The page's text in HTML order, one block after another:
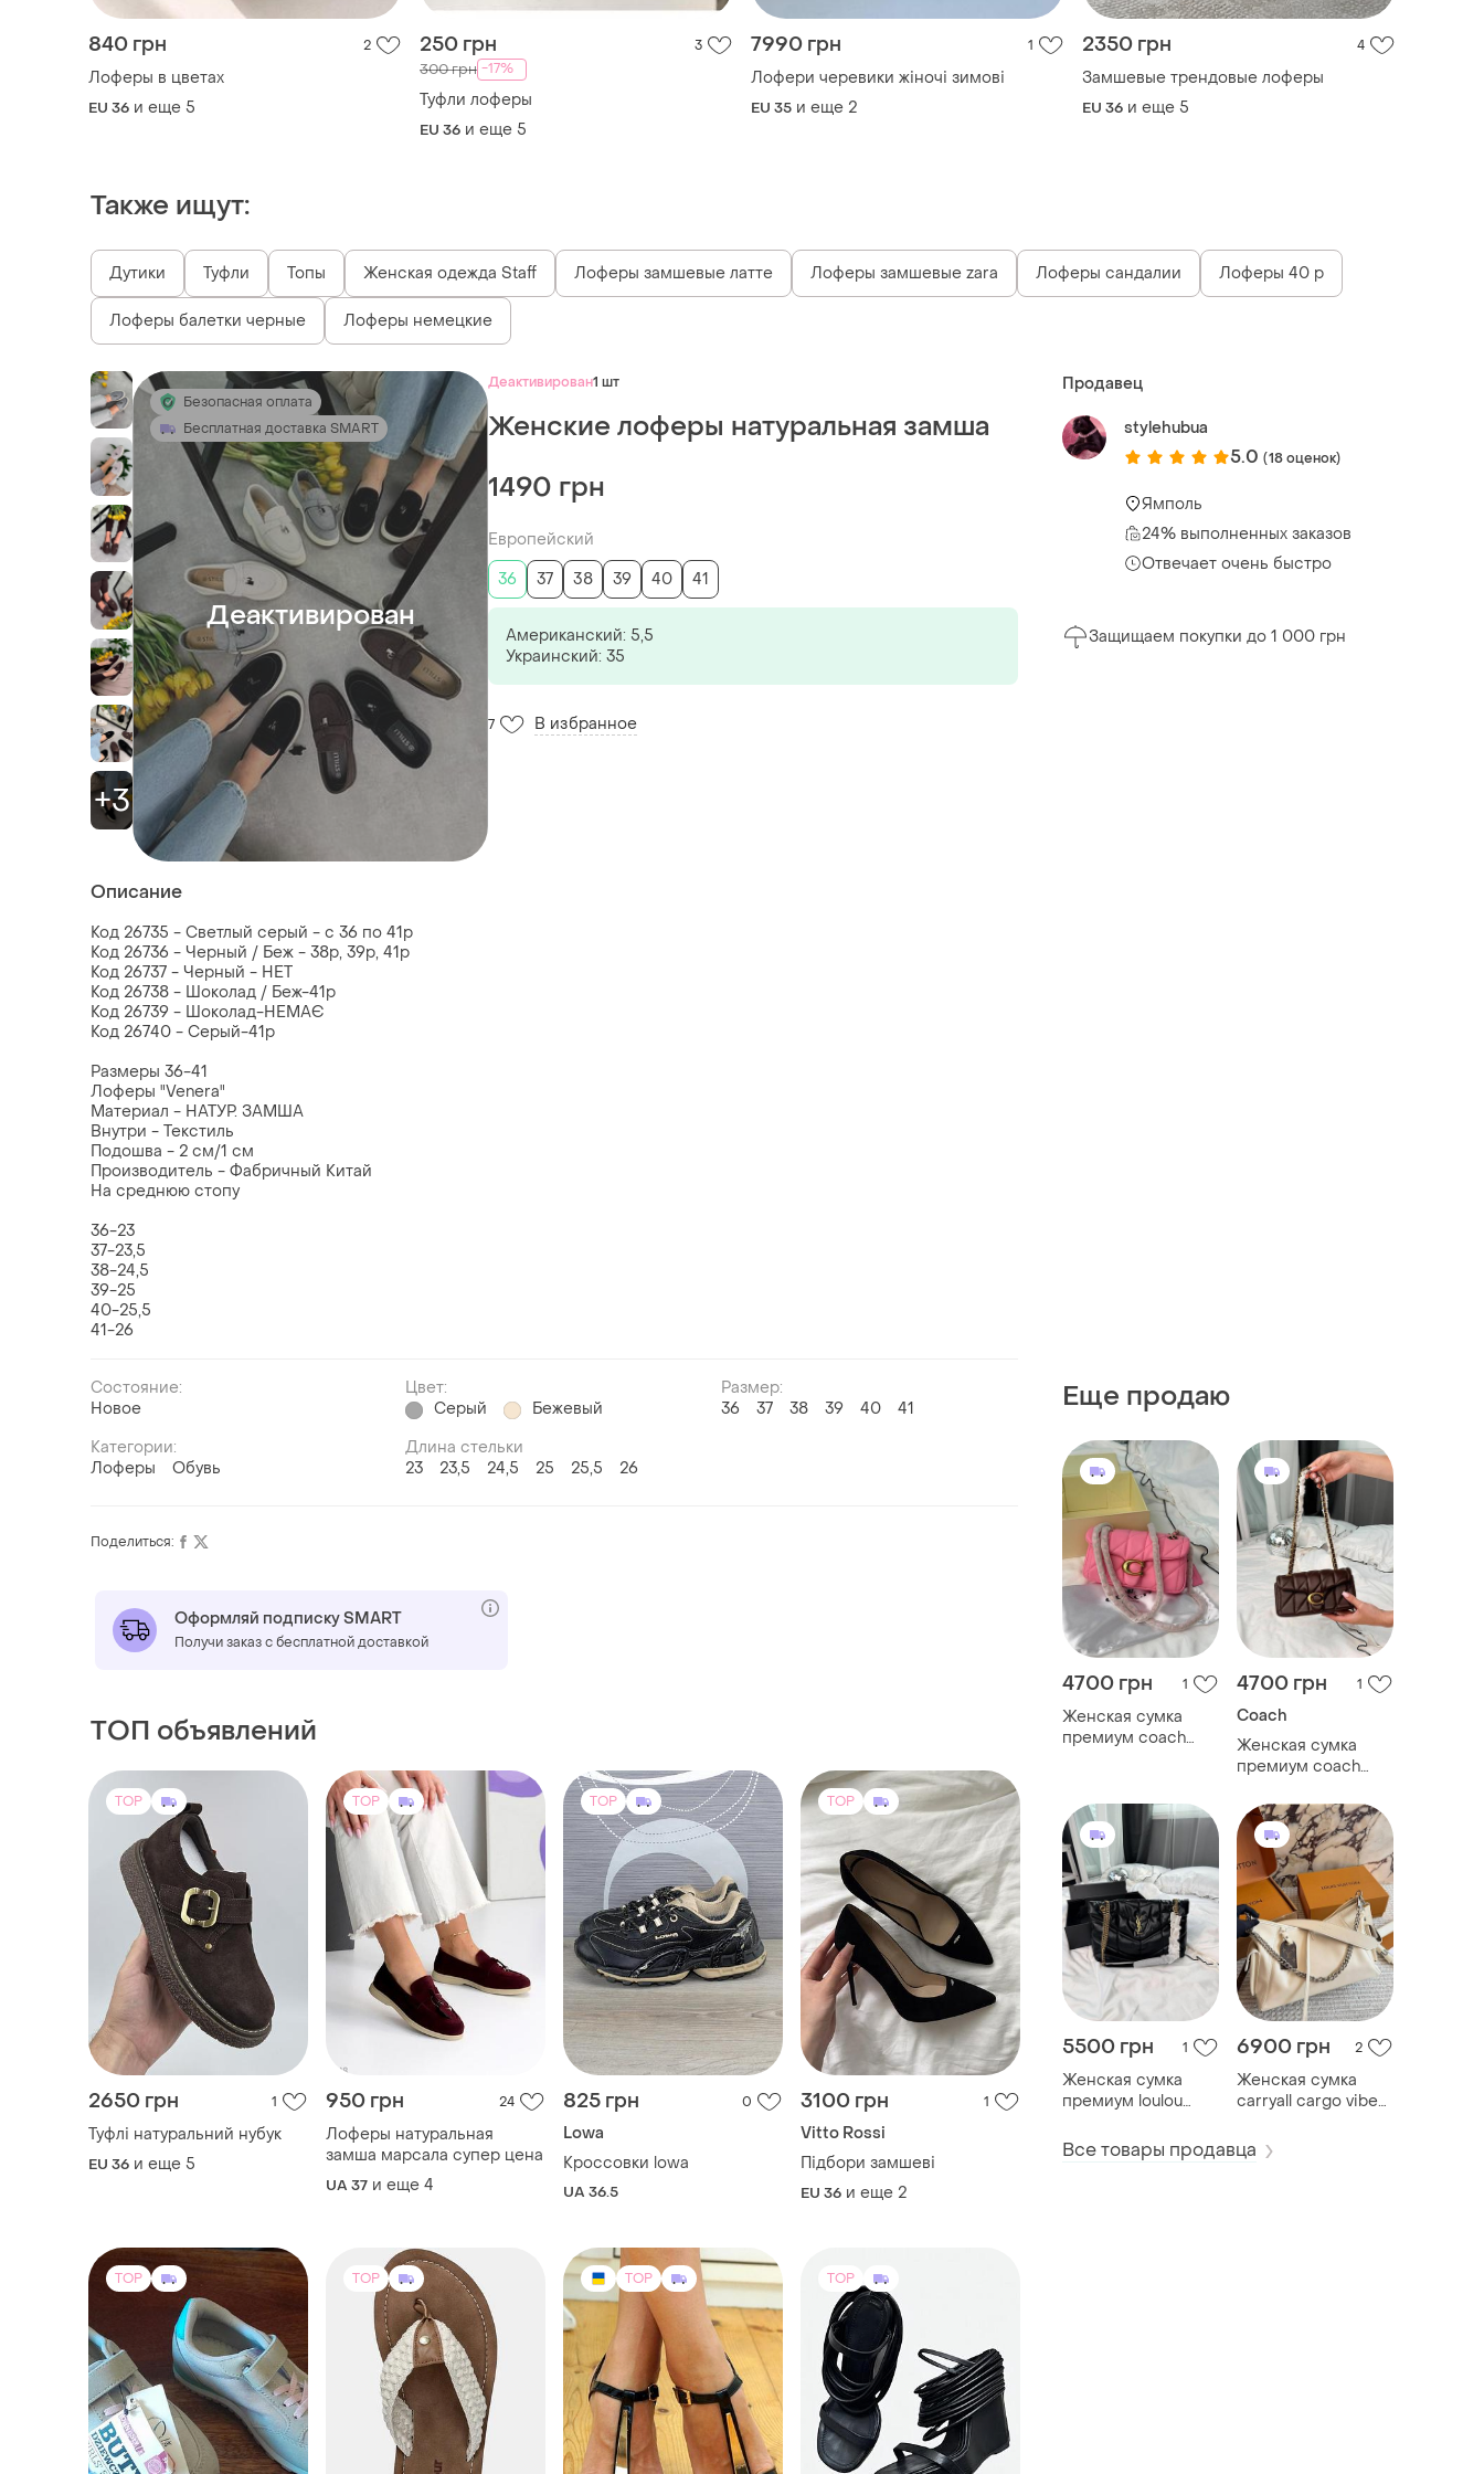
840 грн 2
Лоферы в цветах
EU 36 и еще 5
250 грн 3
300 грн -17%
Туфли лоферы
EU 36 и еще 5
7990 грн 1
Лофери черевики жіночі зимові
EU 35 и еще 2
2350 грн 4
Замшевые трендовые лоферы
EU 36 и еще 5
Также ищут:
Дутики Туфли Топы Женская одежда Staff Лоферы замшевые латте Лоферы замшевые zara Лоферы сандалии Лоферы 40 р
Лоферы балетки черные Лоферы немецкие
+3
Безопасная оплата
Бесплатная доставка SMART
Деактивирован
Деактивирован1 шт
Женские лоферы натуральная замша
1490 грн
Европейский
36
37 38 39 40 41
Американский: 5,5
Украинский: 35
7 В избранное
Описание
Код 26735 - Светлый серый - с 36 по 41р
Код 26736 - Черный / Беж - 38р, 39р, 41р
Код 26737 - Черный - НЕТ
Код 26738 - Шоколад / Беж-41р
Код 26739 - Шоколад-НЕМАЄ
Код 26740 - Серый-41р
Размеры 36-41
Лоферы "Venera"
Материал - НАТУР. ЗАМША
Внутри - Текстиль
Подошва - 2 см/1 см
Производитель - Фабричный Китай
На среднюю стопу
36-23
37-23,5
38-24,5
39-25
40-25,5
41-26
Состояние:
Новое
Цвет:
Серый
Бежевый
Размер:
36
37 38 39 40
41
Категории:
Лоферы
Обувь
Длина стельки
23
23,5 24,5 25 25,5 26
Продавец
stylehubua
5.0 (18 оценок)
Ямполь
24% выполненных заказов
Отвечает очень быстро
Защищаем покупки до 1 000 грн
Еще продаю
4700 грн 1
Женская сумка
премиум coach
hardware
4700 грн 1
Coach
Женская сумка
премиум coach
chocolate with gold
hardware
5500 грн 1
Женская сумка
премиум loulou
6900 грн 2
Женская сумка
carryall cargo vibe
Все товары продавца
Поделиться:
Оформляй подписку SMART
Получи заказ с бесплатной доставкой
ТОП объявлений
TOP
2650 грн 1
Туфлі натуральний нубук
EU 36 и еще 5
TOP
950 грн 24
Лоферы натуральная
замша марсала супер цена
UA 37 и еще 4
TOP
825 грн 0
Lowa
Кроссовки lowa
UA 36.5
TOP
3100 грн 1
Vitto Rossi
Підбори замшеві
EU 36 и еще 2
TOP TOP TOP TOP